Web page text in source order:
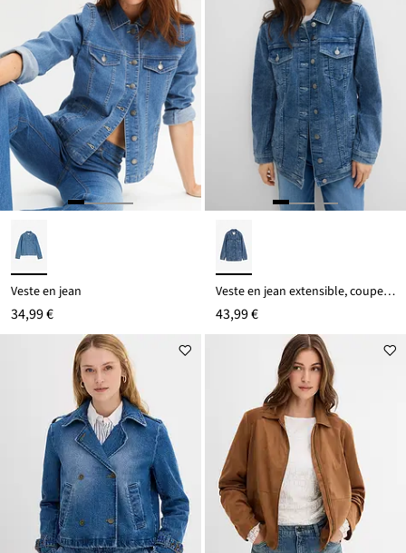
Veste en jean
34,99 €
Veste en jean extensible, coupe boyfriend
43,99 €